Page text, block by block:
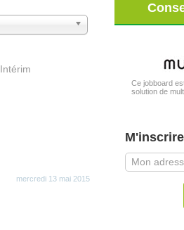
Intérim
mercredi 13 mai 2015
Ce jobboard
solution de